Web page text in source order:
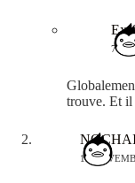
7
trouve. Et il
13